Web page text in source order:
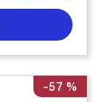
-57 %